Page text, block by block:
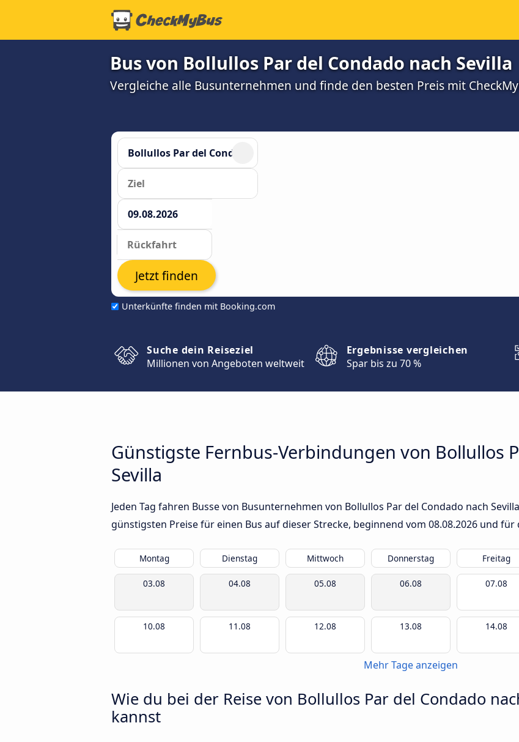
Bus von Bollullos Par del Condado nach Sevilla
Vergleiche alle Busunternehmen und finde den besten Preis mit
Unterkünfte finden mit Booking.com
Jetzt finden
Suche dein Reiseziel
Millionen von Angeboten weltweit
Ergebnisse vergleichen
Spar bis zu 70 %
Günstigste Fernbus-Verbindungen von Bollullos
Sevilla
Jeden Tag fahren Busse von Busunternehmen von Bollullos Par del Condado nach
günstigsten Preise für einen Bus auf dieser Strecke, beginnend vom 08.08.2026 und für
Montag Dienstag Mittwoch Donnerstag Freitag
03.08 04.08 05.08 06.08 07.08
10.08 11.08 12.08 13.08 14.08
Mehr Tage anzeigen
Wie du bei der Reise von Bollullos Par del Condado
kannst